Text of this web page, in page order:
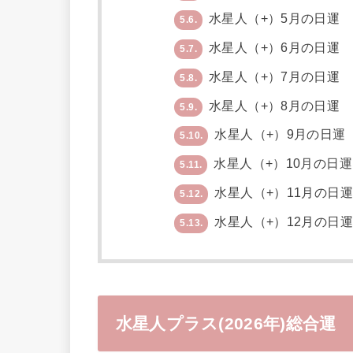
5.6. 水星人（+）5月の日運
5.7. 水星人（+）6月の日運
5.8. 水星人（+）7月の日運
5.9. 水星人（+）8月の日運
5.10. 水星人（+）9月の日運
5.11. 水星人（+）10月の日運
5.12. 水星人（+）11月の日運
5.13. 水星人（+）12月の日運
水星人プラス(2026年)総合運